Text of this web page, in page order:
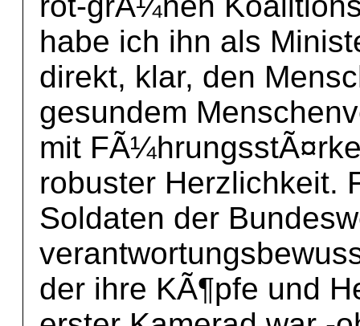
habe ich ihn als
direkt, klar, den
gesundem
mit
robuster Herzlichkeit.
Soldaten der
der ihre KÃ¶pfe und